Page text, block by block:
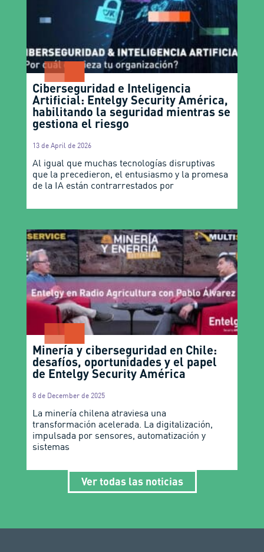
Ciberseguridad e Inteligencia
Artificial: Entelgy Security América,
habilitando la seguridad mientras se
gestiona el riesgo
13 de April de 2026
Al igual que muchas tecnologías disruptivas
que la precedieron, el entusiasmo y la promesa
de la IA están contrarrestados por
Minería y ciberseguridad en Chile:
desafíos, oportunidades y el papel
de Entelgy Security América
8 de December de 2025
La minería chilena atraviesa una
transformación acelerada. La digitalización,
impulsada por sensores, automatización y
sistemas
Ver todas las noticias